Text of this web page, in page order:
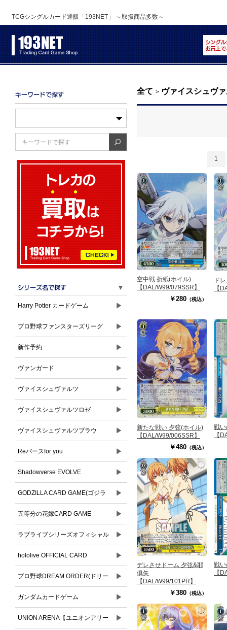
TCGシングルカード通販「193NET」 ～取扱商品多数～
▼
Harry Potter カードゲーム ▶
プロ野球ファンスターズリーグ ▶
新作予約 ▶
ヴァンガード ▶
ヴァイスシュヴァルツ ▶
ヴァイスシュヴァルツロゼ ▶
ヴァイスシュヴァルツブラウ ▶
Reバースfor you ▶
Shadowverse EVOLVE ▶
GODZILLA CARD GAME(ゴジラ
カードゲーム)
▶
五等分の花嫁CARD GAME ▶
ラブライブシリーズオフィシャル
カードゲーム
▶
hololive OFFICIAL CARD
GAME(ホロライブオフィシャルカ
ードゲーム)
▶
プロ野球DREAM ORDER(ドリー
ムオーダー)
▶
ガンダムカードゲーム ▶
UNION ARENA【ユニオンアリー ▶
全て > ヴァイスシュヴ
1
空中戦 折紙(ホイル)
【DAL/W99/079SSR】
￥280 （税込）
ド
【
新たな戦い 夕弦(ホイル)
【DAL/W99/006SSR】
￥480 （税込）
戦
【
デレさせドーム 夕弦&耶
倶矢
【DAL/W99/101PR】
￥380 （税込）
戦
【